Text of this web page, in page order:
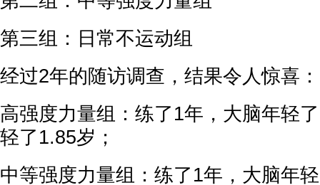
第三组：日常不运动组
经过2年的随访调查，结果令人惊喜：
高强度力量组：练了1年，大脑年轻
轻了1.85岁；
中等强度力量组：练了1年，大脑年